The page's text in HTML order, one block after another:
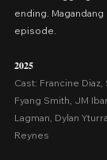
ending. Magandang
episode.
𝟐𝟎𝟐𝟓
Cast: Francine
Fyang Smith, JM
Lagman, Dylan
Reynes